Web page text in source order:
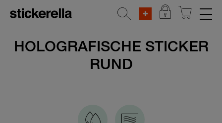
REFLEKTIERENDE AUFKLEBER
HOLOGRAFISCHE STICKER
RUND